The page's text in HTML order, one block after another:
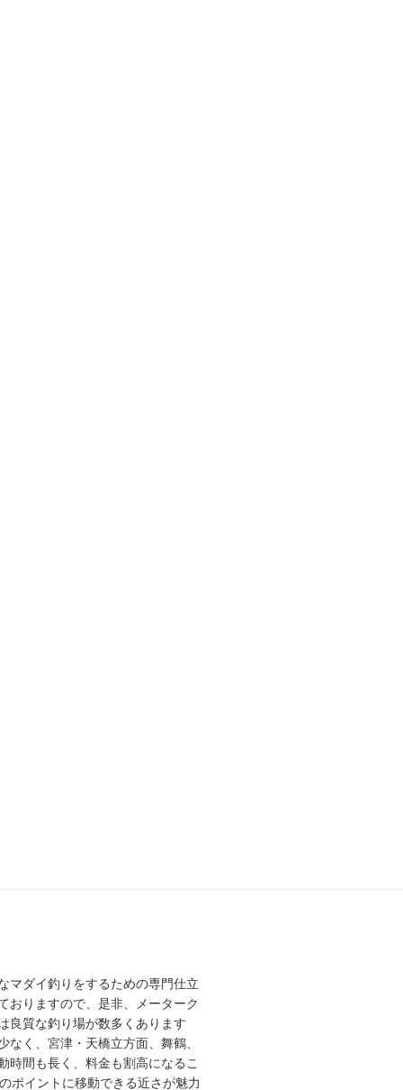
マダイ釣りをするための専門仕立
おりますので、是非、メーターク
良質な釣り場が数多くあります
く、宮津・天橋立方面、舞鶴、
時間も長く、料金も割高になるこ
ポイントに移動できる近さが魅力